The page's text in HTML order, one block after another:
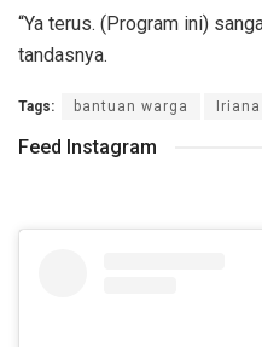
“Ya terus. (Program ini)
tandasnya.
Tags: bantuan warga
Feed Instagram